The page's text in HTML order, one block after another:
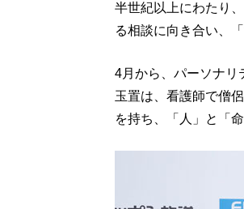
半世紀以上にわたり
る相談に向き合い、
4月から、パーソナリ
玉置は、看護師で僧
を持ち、「人」と「